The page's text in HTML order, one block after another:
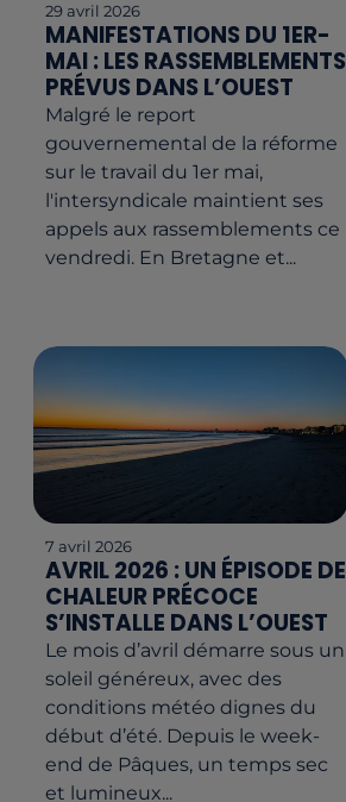
29 avril 2026
MANIFESTATIONS DU 1ER-
MAI : LES RASSEMBLEMENTS
PRÉVUS DANS L’OUEST
Malgré le report
gouvernemental de la réforme
sur le travail du 1er mai,
l'intersyndicale maintient ses
appels aux rassemblements ce
vendredi. En Bretagne et...
7 avril 2026
AVRIL 2026 : UN ÉPISODE DE
CHALEUR PRÉCOCE
S’INSTALLE DANS L’OUEST
Le mois d’avril démarre sous un
soleil généreux, avec des
conditions météo dignes du
début d’été. Depuis le week-
end de Pâques, un temps sec
et lumineux...